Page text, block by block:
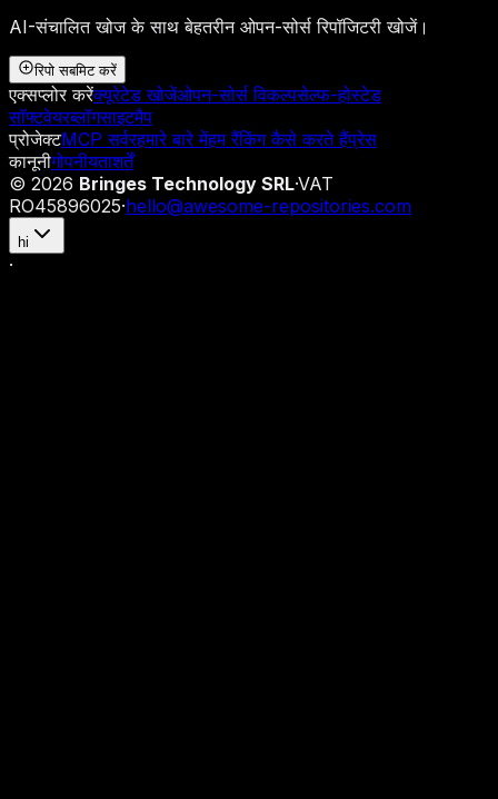
AI-संचालित खोज के साथ बेहतरीन ओपन-सोर्स रिपॉजिटरी खोजें।
रिपो सबमिट करें
एक्सप्लोर करेंक्यूरेटेड खोजेंओपन-सोर्स विकल्पसेल्फ-होस्टेड
सॉफ्टवेयरब्लॉगसाइटमैप
प्रोजेक्टMCP सर्वरहमारे बारे मेंहम रैंकिंग कैसे करते हैंप्रेस
कानूनीगोपनीयताशर्तें
© 2026 Bringes Technology SRL·VAT
RO45896025·hello@awesome-repositories.com
hi
·